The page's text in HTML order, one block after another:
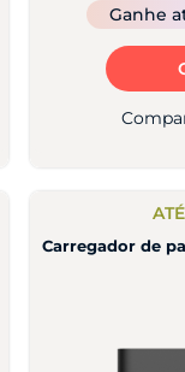
Ganhe
Carregador de